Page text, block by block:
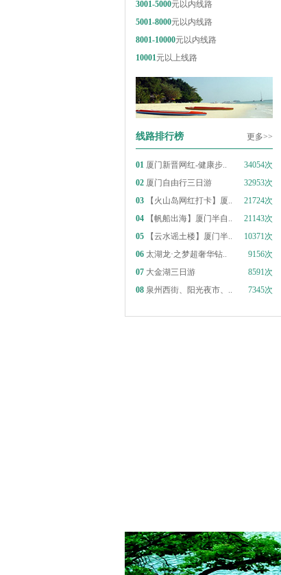
3001-5000元以内线路
5001-8000元以内线路
8001-10000元以内线路
10001元以上线路
线路排行榜 更多>>
01 厦门新晋网红-健康步..
34054次
02 厦门自由行三日游
32953次
03 【火山岛网红打卡】厦..
21724次
04 【帆船出海】厦门半自..
21143次
05 【云水谣土楼】厦门半..
10371次
06 太湖龙·之梦超奢华钻..
9156次
07 大金湖三日游
8591次
08 泉州西街、阳光夜市、.. 7345次